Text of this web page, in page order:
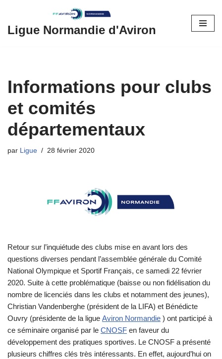
Aller
Ligue Normandie d'Aviron
Informations pour clubs
et comités
départementaux
par Ligue 28 février 2020
Retour sur l’inquiétude des clubs mise en avant lors des
questions diverses pendant l’assemblée générale du Comité
National Olympique et Sportif Français, ce samedi 22 février
2020. Suite à cette problématique (baisse ou non fidélisation du
nombre de licenciés dans les clubs et notamment des jeunes),
Christian Vandenberghe (président de la LIFA) et Bénédicte
Ouvry (présidente de la ligue Aviron Normandie ) ont participé à
ce séminaire organisé par le CNOSF en faveur du
développement des pratiques sportives. Le CNOSF a présenté
plusieurs chiffres clés très intéressants. En effet, aujourd’hui on